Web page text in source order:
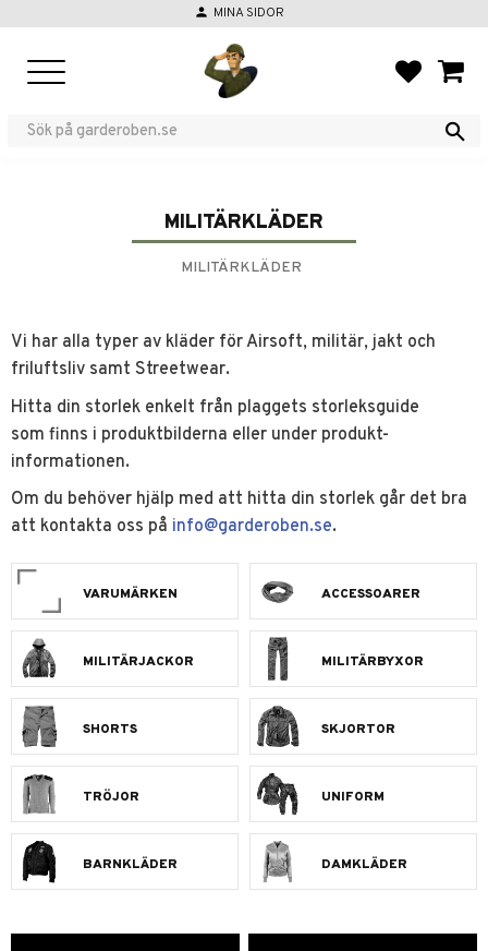
person MINA SIDOR
MILITÄRKLÄDER
MILITÄRKLÄDER
Vi har alla typer av kläder för Airsoft, militär, jakt och
friluftsliv samt Streetwear.
Hitta din storlek enkelt från plaggets storleksguide
som finns i produktbilderna eller under produkt-
informationen.
Om du behöver hjälp med att hitta din storlek går det bra
att kontakta oss på info@garderoben.se.
VARUMÄRKEN ACCESSOARER
MILITÄRJACKOR MILITÄRBYXOR
SHORTS SKJORTOR
TRÖJOR UNIFORM
BARNKLÄDER DAMKLÄDER